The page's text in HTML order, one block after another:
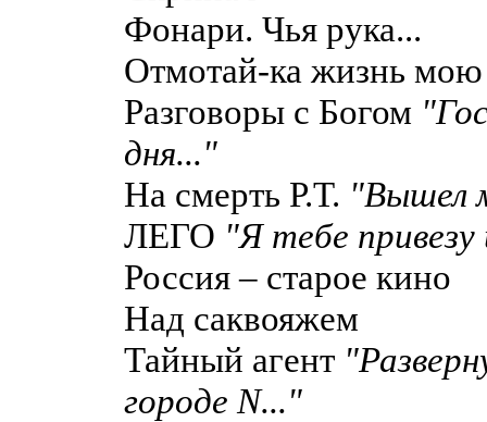
Фонари. Чья рука...
Отмотай-ка жизнь мою
Разговоры с Богом
дня..."
На смерть Р.Т. "Вышел
ЛЕГО "Я тебе
Россия – старое кино
Над саквояжем
Тайный агент
городе N..."